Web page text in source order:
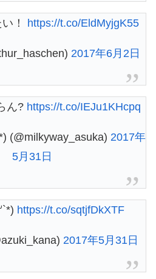
！ https://t.co/EldMyjgK55
2017年6月2日
ん? https://t.co/IEJu1KHcpq
(@milkyway_asuka) 2017年
5月31日
https://t.co/sqtjfDkXTF
2017年5月31日